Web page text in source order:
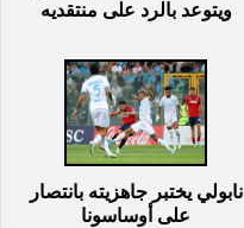
ويتوعد بالرد على منتقديه
نابولي يختبر جاهزيته بانتصار
على أوساسونا